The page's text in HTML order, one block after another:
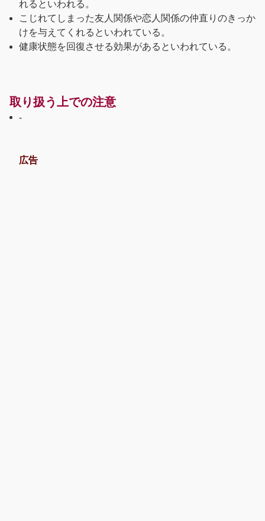
れるといわれる。
こじれてしまった友人関係や恋人関係の仲直りのきっか
けを与えてくれるといわれている。
健康状態を回復させる効果があるといわれている。
取り扱う上での注意
-
広告